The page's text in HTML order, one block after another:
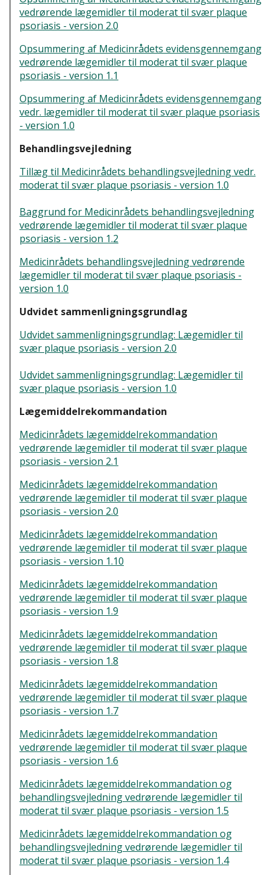
skal udarbejdes en
behandlingsvejledning for
12. december 2018.
vedrørende lægemidler til moderat til svær plaque
psoriasis - version 2.0
Opsummering af Medicinrådets evidensgennemgang
vedrørende lægemidler til moderat til svær plaque
psoriasis - version 1.1
Opsummering af Medicinrådets evidensgennemgang
vedr. lægemidler til moderat til svær plaque psoriasis
- version 1.0
Behandlingsvejledning
Tillæg til Medicinrådets behandlingsvejledning vedr.
moderat til svær plaque psoriasis - version 1.0
Baggrund for Medicinrådets behandlingsvejledning
vedrørende lægemidler til moderat til svær plaque
psoriasis - version 1.2
Medicinrådets behandlingsvejledning vedrørende
lægemidler til moderat til svær plaque psoriasis -
version 1.0
Udvidet sammenligningsgrundlag
Udvidet sammenligningsgrundlag: Lægemidler til
svær plaque psoriasis - version 2.0
Udvidet sammenligningsgrundlag: Lægemidler til
svær plaque psoriasis - version 1.0
Lægemiddelrekommandation
Medicinrådets lægemiddelrekommandation
vedrørende lægemidler til moderat til svær plaque
psoriasis - version 2.1
Medicinrådets lægemiddelrekommandation
vedrørende lægemidler til moderat til svær plaque
psoriasis - version 2.0
Medicinrådets lægemiddelrekommandation
vedrørende lægemidler til moderat til svær plaque
psoriasis - version 1.10
Medicinrådets lægemiddelrekommandation
vedrørende lægemidler til moderat til svær plaque
psoriasis - version 1.9
Medicinrådets lægemiddelrekommandation
vedrørende lægemidler til moderat til svær plaque
psoriasis - version 1.8
Medicinrådets lægemiddelrekommandation
vedrørende lægemidler til moderat til svær plaque
psoriasis - version 1.7
Medicinrådets lægemiddelrekommandation
vedrørende lægemidler til moderat til svær plaque
psoriasis - version 1.6
Medicinrådets lægemiddelrekommandation og
behandlingsvejledning vedrørende lægemidler til
moderat til svær plaque psoriasis - version 1.5
Medicinrådets lægemiddelrekommandation og
behandlingsvejledning vedrørende lægemidler til
moderat til svær plaque psoriasis - version 1.4